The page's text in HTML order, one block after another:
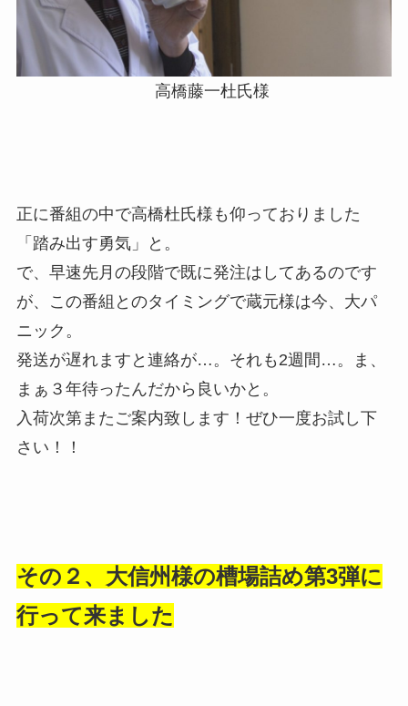
高橋藤一杜氏様
正に番組の中で高橋杜氏様も仰っておりました
「踏み出す勇気」と。
で、早速先月の段階で既に発注はしてあるのです
が、この番組とのタイミングで蔵元様は今、大パ
ニック。
発送が遅れますと連絡が…。それも2週間…。ま、
まぁ３年待ったんだから良いかと。
入荷次第またご案内致します！ぜひ一度お試し下
さい！！
その２、大信州様の槽場詰め第3弾に
行って来ました